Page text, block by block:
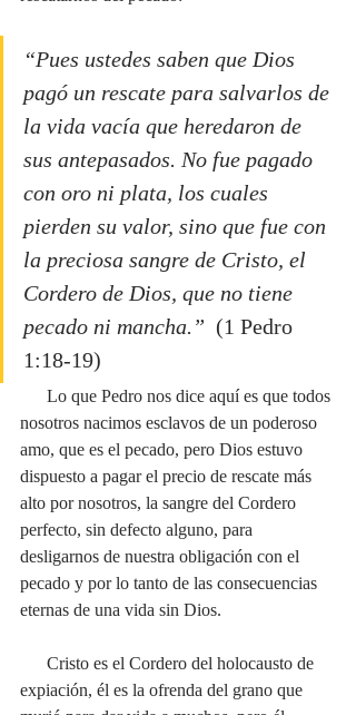
“Pues ustedes saben que Dios
pagó un rescate para salvarlos de
la vida vacía que heredaron de
sus antepasados. No fue pagado
con oro ni plata, los cuales
pierden su valor, sino que fue con
la preciosa sangre de Cristo, el
Cordero de Dios, que no tiene
pecado ni mancha.”
  (1 Pedro
1:18-19)
nosotros nacimos esclavos de un poderoso
amo, que es el pecado, pero Dios estuvo
dispuesto a pagar el precio de rescate más
alto por nosotros, la sangre del Cordero
perfecto, sin defecto alguno, para
desligarnos de nuestra obligación con el
pecado y por lo tanto de las consecuencias
eternas de una vida sin Dios.
expiación, él es la ofrenda del grano que